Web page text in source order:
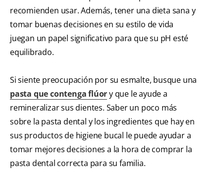
recomienden usar. Además, tener una dieta sana y
tomar buenas decisiones en su estilo de vida
juegan un papel significativo para que su pH esté
equilibrado.
Si siente preocupación por su esmalte, busque una
pasta que contenga flúory que le ayude a
remineralizar sus dientes. Saber un poco más
sobre la pasta dental y los ingredientes que hay en
sus productos de higiene bucal le puede ayudar a
tomar mejores decisiones a la hora de comprar la
pasta dental correcta para su familia.